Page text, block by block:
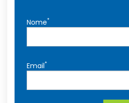
Nome*
Email*